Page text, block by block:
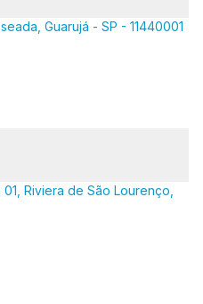
Guarujá - SP - 11440001
Riviera de São Lourenço,